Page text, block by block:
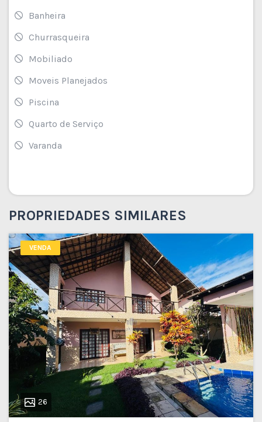
Banheira
Churrasqueira
Mobiliado
Moveis Planejados
Piscina
Quarto de Serviço
Varanda
PROPRIEDADES SIMILARES
VENDA
26